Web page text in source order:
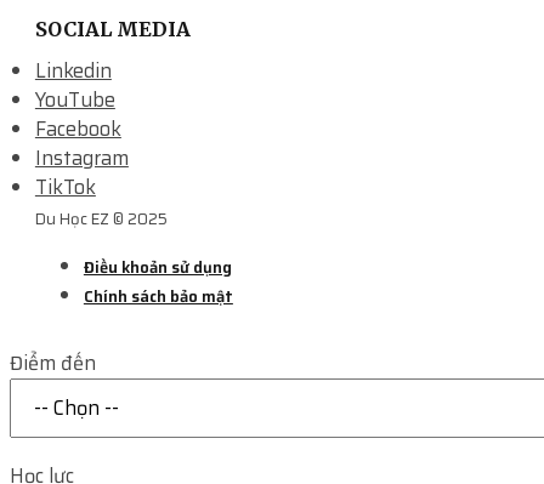
SOCIAL MEDIA
Linkedin
YouTube
Facebook
Instagram
TikTok
Du Học EZ © 2025
Điều khoản sử dụng
Chính sách bảo mật
Điểm đến
Học lực